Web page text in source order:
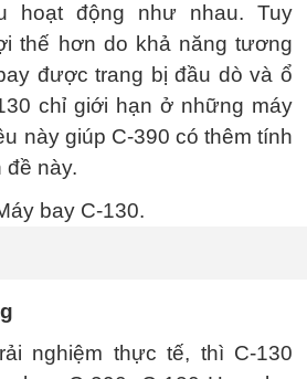
hoạt động như nhau. Tuy
thế hơn do khả năng tương
được trang bị đầu dò và ổ
chỉ giới hạn ở những máy
này giúp C-390 có thêm tính
đề này.
nghiệm thực tế, thì C-130